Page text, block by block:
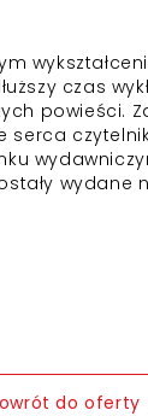
czas
powieści.
do oferty